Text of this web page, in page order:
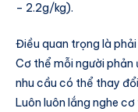
– 2.2g/kg).
Điều quan trọng là
Cơ thể mỗi người phản
nhu cầu có thể thay
Luôn luôn lắng nghe